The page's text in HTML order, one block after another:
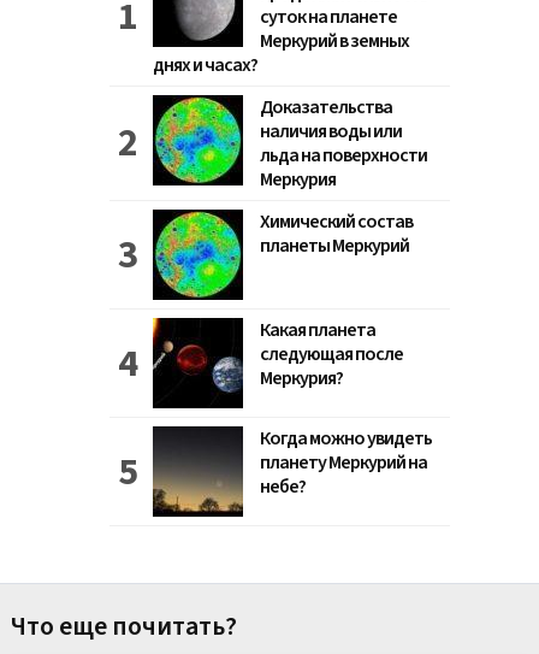
суток на планете
Меркурий в земных
днях и часах?
Доказательства
наличия воды или
льда на поверхности
Меркурия
Химический состав
планеты Меркурий
Какая планета
следующая после
Меркурия?
Когда можно увидеть
планету Меркурий на
небе?
Что еще почитать?